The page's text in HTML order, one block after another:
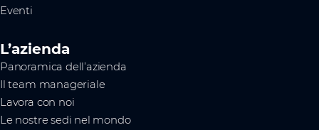
Eventi
L’azienda
Panoramica dell’azienda
Il team manageriale
Lavora con noi
Le nostre sedi nel mondo